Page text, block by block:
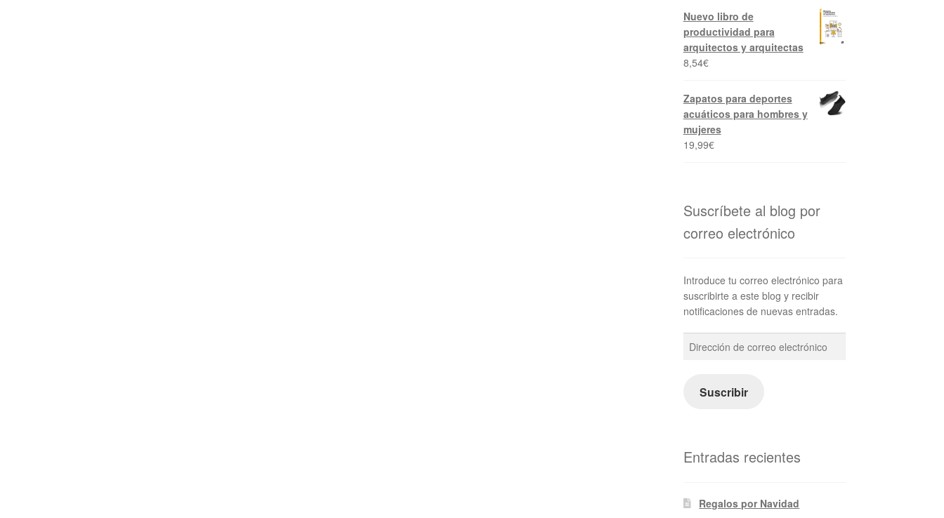
Nuevo libro de
productividad para
arquitectos y arquitectas
8,54€
Zapatos para deportes
acuáticos para hombres y
mujeres
19,99€
Suscríbete al blog por
correo electrónico
Introduce tu correo electrónico para
suscribirte a este blog y recibir
notificaciones de nuevas entradas.
Dirección
de
electrónico
Suscribir
Entradas recientes
Regalos por Navidad